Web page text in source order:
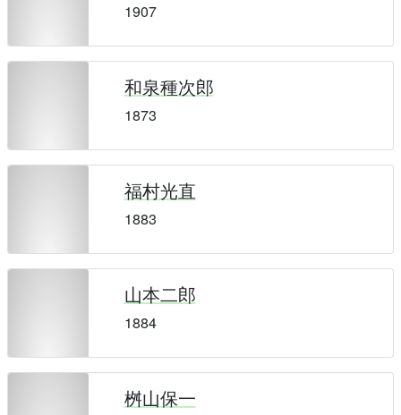
1907
和泉種次郎
1873
福村光直
1883
山本二郎
1884
桝山保一